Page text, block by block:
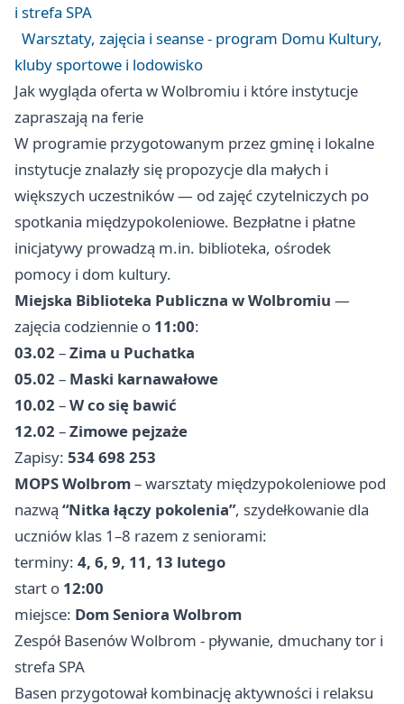
i strefa SPA
Warsztaty, zajęcia i seanse - program Domu Kultury,
kluby sportowe i lodowisko
Jak wygląda oferta w Wolbromiu i które instytucje
zapraszają na ferie
W programie przygotowanym przez gminę i lokalne
instytucje znalazły się propozycje dla małych i
większych uczestników — od zajęć czytelniczych po
spotkania międzypokoleniowe. Bezpłatne i płatne
inicjatywy prowadzą m.in. biblioteka, ośrodek
pomocy i dom kultury.
Miejska Biblioteka Publiczna w Wolbromiu —
zajęcia codziennie o 11:00:
03.02 –Zima u Puchatka
05.02 – Maski karnawałowe
10.02 –W co się bawić
12.02 –Zimowe pejzaże
Zapisy: 534 698 253
MOPS Wolbrom– warsztaty międzypokoleniowe pod
nazwą “Nitka łączy pokolenia”, szydełkowanie dla
uczniów klas 1–8 razem z seniorami:
terminy: 4, 6, 9, 11, 13 lutego
start o 12:00
miejsce: Dom Seniora Wolbrom
Zespół Basenów Wolbrom - pływanie, dmuchany tor i
strefa SPA
Basen przygotował kombinację aktywności i relaksu